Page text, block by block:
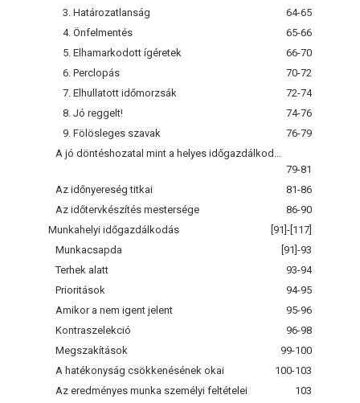
3. Határozatlanság
64-65
4. Önfelmentés
65-66
5. Elhamarkodott ígéretek
66-70
6. Perclopás
70-72
7. Elhullatott időmorzsák
72-74
8. Jó reggelt!
74-76
9. Fölösleges szavak
76-79
79-81
Az időnyereség titkai
81-86
Az időtervkészítés mestersége
86-90
Munkahelyi időgazdálkodás
[91]-[117]
Munkacsapda
[91]-93
Terhek alatt
93-94
Prioritások
94-95
Amikor a nem igent jelent
95-96
Kontraszelekció
96-98
Megszakítások
99-100
A hatékonyság csökkenésének okai
100-103
Az eredményes munka személyi feltételei
103